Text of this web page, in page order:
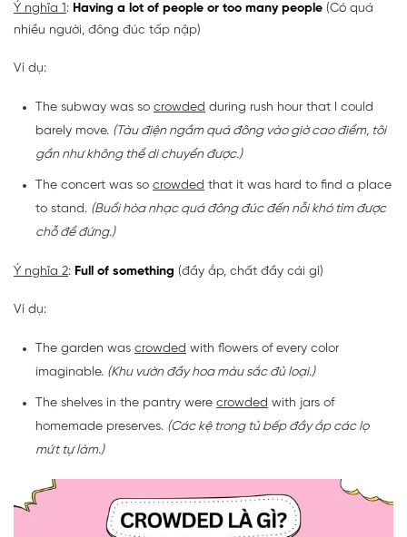
Ý nghĩa 1 : Having a lot of people or too many people (Có quá
nhiều người, đông đúc tấp nập)
Ví dụ:
The subway was so crowded during rush hour that I could
barely move. (Tàu điện ngầm quá đông vào giờ cao điểm, tôi
gần như không thể di chuyển được.)
The concert was so crowded that it was hard to find a place
to stand. (Buổi hòa nhạc quá đông đúc đến nỗi khó tìm được
chỗ để đứng.)
Ý nghĩa 2: Full of something (đầy ắp, chất đầy cái gì)
Ví dụ:
The garden was crowded with flowers of every color
imaginable. (Khu vườn đầy hoa màu sắc đủ loại.)
The shelves in the pantry were crowded with jars of
homemade preserves. (Các kệ trong tủ bếp đầy ắp các lọ
mứt tự làm.)